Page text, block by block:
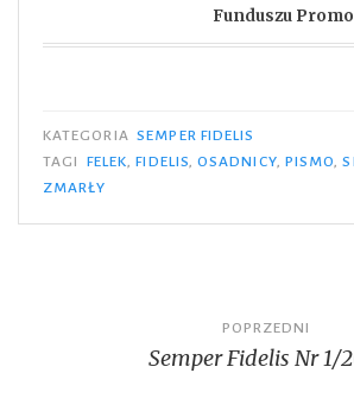
Funduszu
KATEGORIA SEMPER FIDELIS
TAGI
FELEK ,FIDELIS ,OSADNICY, PISMO ,
ZMARŁY
POPRZEDNI
Semper Fidelis Nr 1/